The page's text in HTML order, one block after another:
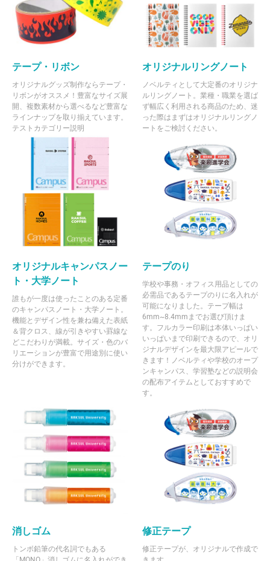
テープ・リボン
オリジナルグッズ制作ならテープ・
リボンがオススメ！豊富なサイズ展
開、複数素材から選べるなど豊富な
ラインナップを取り揃えています。
テストカテゴリー説明
オリジナルリングノート
ノベルティとして大定番のオリジナ
ルリングノート。業種・職業を選ば
ず幅広く利用される商品のため、迷
った際はまずはオリジナルリングノ
ートをご検討ください。
オリジナルキャンパスノー
ト・大学ノート
誰もが一度は使ったことのある定番
のキャンパスノート・大学ノート。
機能とデザイン性を兼ね備えた表紙
＆背クロス、線が引きやすい罫線な
どこだわりが満載。サイズ・色のバ
リエーションが豊富で用途別に使い
分けができます。
テープのり
学校や事務・オフィス用品としての
必需品であるテープのりに名入れが
可能になりました。テープ幅は
6mm~8.4mmまでお選び頂けま
す。フルカラー印刷は本体いっぱい
いっぱいまで印刷できるので、オリ
ジナルデザインを最大限アピールで
きます！ノベルティや学校のオープ
ンキャンパス、学習塾などの説明会
の配布アイテムとしておすすめで
す。
消しゴム
トンボ鉛筆の代名詞でもある
修正テープ
修正テープが、オリジナルで作成で